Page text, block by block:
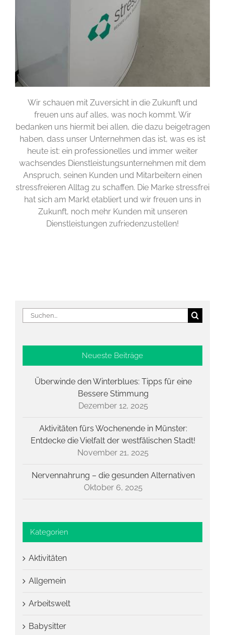
Wir schauen mit Zuversicht in die Zukunft und
freuen uns auf alles, was noch kommt. Wir
bedanken uns hiermit bei allen, die dazu beigetragen
haben, dass unser Unternehmen das ist, was es ist
heute ist: ein professionelles und immer weiter
wachsendes Dienstleistungsunternehmen mit dem
Anspruch, seinen Kunden und Mitarbeitern einen
stressfreieren Alltag zu schaffen. Die Marke stressfrei
hat sich am Markt etabliert und wir freuen uns in
Zukunft, noch mehr Kunden mit unseren
Dienstleistungen zufriedenzustellen!
Suche
nach:
Neueste Beiträge
Überwinde den Winterblues: Tipps für eine
Bessere Stimmung
Dezember 12, 2025
Aktivitäten fürs Wochenende in Münster:
Entdecke die Vielfalt der westfälischen Stadt!
November 21, 2025
Nervennahrung – die gesunden Alternativen
Oktober 6, 2025
Kategorien
Aktivitäten
Allgemein
Arbeitswelt
Babysitter